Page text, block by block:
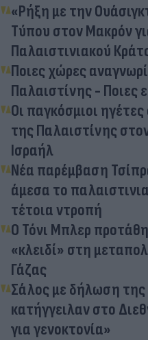
«Ρήξη με την
Τύπου στον Μακρόν
Παλαιστινιακού
Ποιες χώρες
Παλαιστίνης - Ποιες
Οι παγκόσμιοι
της Παλαιστίνης
Ισραήλ
Νέα παρέμβαση
άμεσα το
τέτοια ντροπή
Ο Τόνι Μπλερ
«κλειδί» στη
Γάζας
Σάλος με δήλωση της
κατήγγειλαν στο
για γενοκτονία»